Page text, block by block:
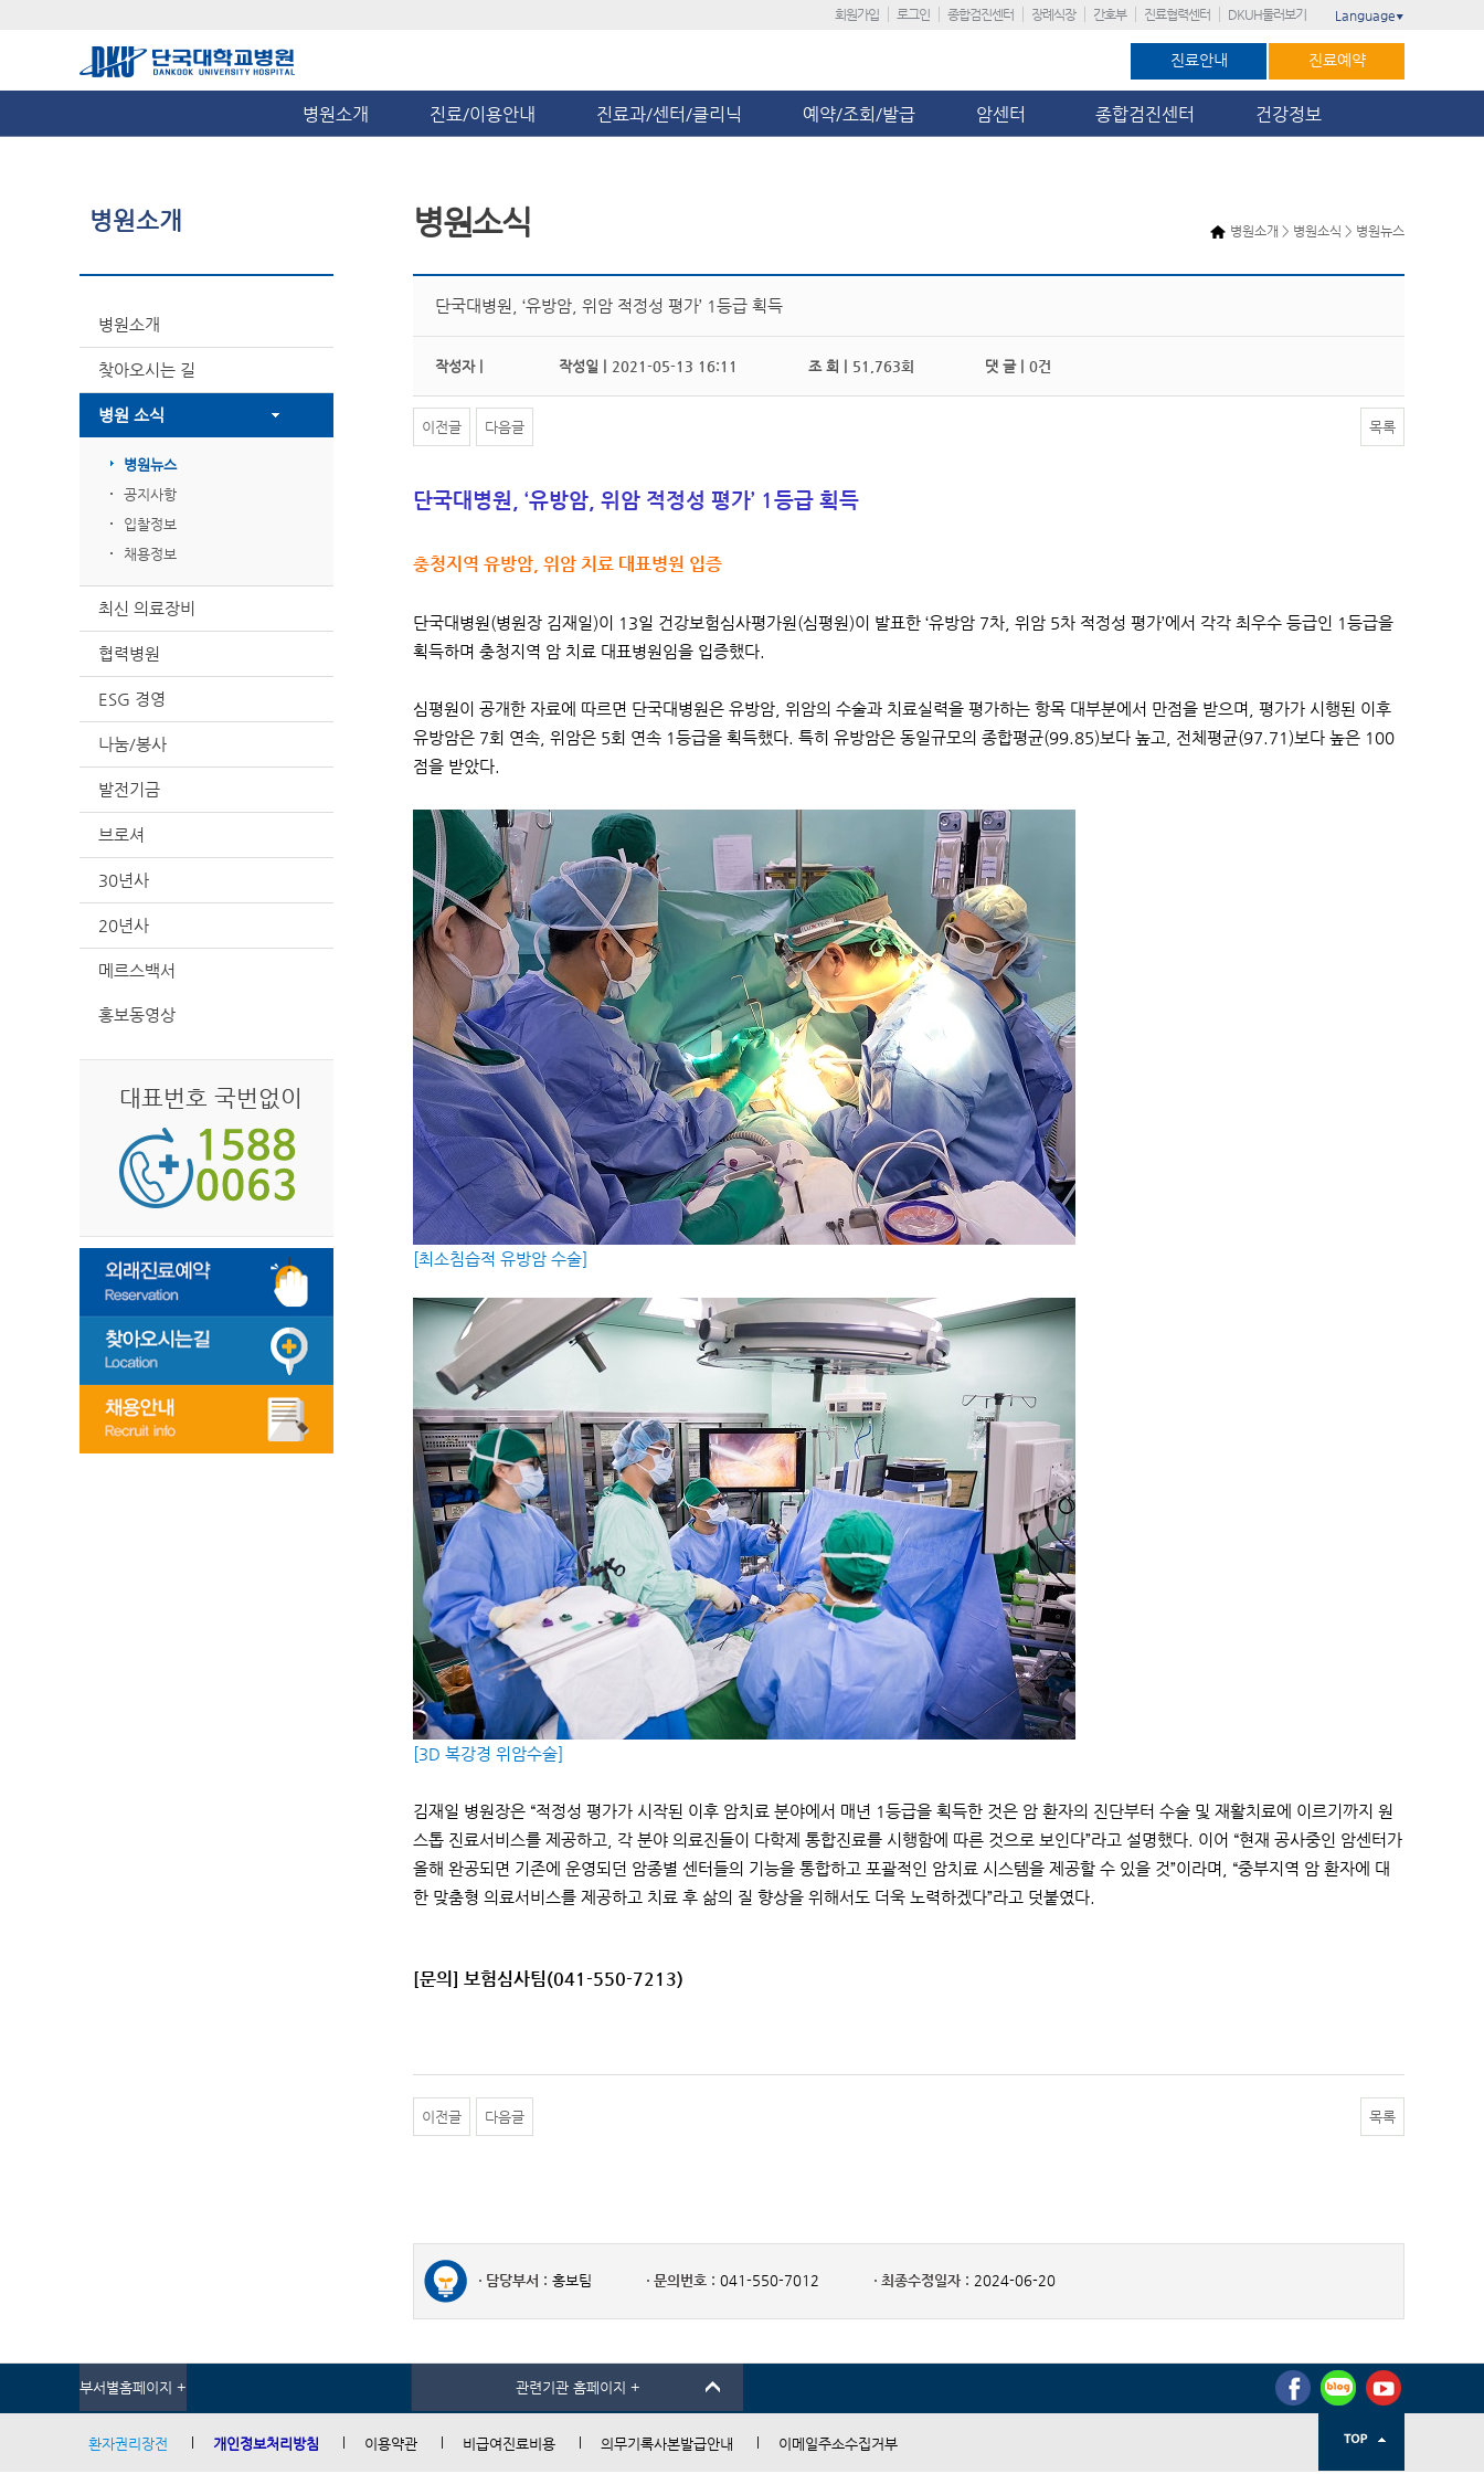
회원가입 로그인 종합검진센터 장례식장 간호부 진료협력센터 DKUH둘러보기 Language ▼
진료안내 진료예약
병원소개 진료/이용안내 진료과/센터/클리닉 예약/조회/발급 암센터 종합검진센터 건강정보
병원소개
병원소개
찾아오시는 길
병원 소식
병원뉴스
공지사항
입찰정보
채용정보
최신 의료장비
협력병원
ESG 경영
나눔/봉사
발전기금
브로셔
30년사
20년사
메르스백서
홍보동영상
대표번호 국번없이
병원소개 > 병원소식 > 병원뉴스
병원소식
단국대병원, ‘유방암, 위암 적정성 평가’ 1등급 획득
작성자 | 작성일 | 2021-05-13 16:11 조 회 | 51,763회 댓 글 | 0건
이전글 다음글 목록
단국대병원, ‘유방암, 위암 적정성 평가’ 1등급 획득
충청지역 유방암, 위암 치료 대표병원 입증
단국대병원(병원장 김재일)이 13일 건강보험심사평가원(심평원)이 발표한 ‘유방암 7차, 위암 5차 적정성 평가’에서 각각 최우수 등급인 1등급을
획득하며 충청지역 암 치료 대표병원임을 입증했다.
심평원이 공개한 자료에 따르면 단국대병원은 유방암, 위암의 수술과 치료실력을 평가하는 항목 대부분에서 만점을 받으며, 평가가 시행된 이후
유방암은 7회 연속, 위암은 5회 연속 1등급을 획득했다. 특히 유방암은 동일규모의 종합평균(99.85)보다 높고, 전체평균(97.71)보다 높은 100
점을 받았다.
[최소침습적 유방암 수술]
[3D 복강경 위암수술]
김재일 병원장은 “적정성 평가가 시작된 이후 암치료 분야에서 매년 1등급을 획득한 것은 암 환자의 진단부터 수술 및 재활치료에 이르기까지 원
스톱 진료서비스를 제공하고, 각 분야 의료진들이 다학제 통합진료를 시행함에 따른 것으로 보인다”라고 설명했다. 이어 “현재 공사중인 암센터가
올해 완공되면 기존에 운영되던 암종별 센터들의 기능을 통합하고 포괄적인 암치료 시스템을 제공할 수 있을 것”이라며, “중부지역 암 환자에 대
한 맞춤형 의료서비스를 제공하고 치료 후 삶의 질 향상을 위해서도 더욱 노력하겠다”라고 덧붙였다.
[문의] 보험심사팀(041-550-7213)
이전글 다음글 목록
담당부서 : 홍보팀 문의번호 : 041-550-7012 최종수정일자 : 2024-06-20
부서별홈페이지 + 관련기관 홈페이지 +
환자권리장전 개인정보처리방침 이용약관 비급여진료비용 의무기록사본발급안내 이메일주소수집거부